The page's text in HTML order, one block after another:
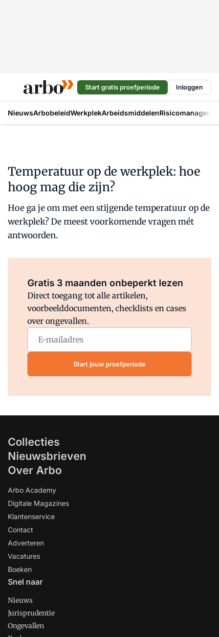
Start gratis proefperiode Inloggen
NieuwsArbobeleidWerkplekArbeidsmiddelen
Temperatuur op de werkplek: hoe
hoog mag die zijn?
Hoe ga je om met een stijgende temperatuur op de
werkplek? De meest voorkomende vragen mét
antwoorden.
Gratis 3 maanden onbeperkt lezen
Direct toegang tot alle artikelen,
voorbeelddocumenten, checklists en cases
over ongevallen.
Start jouw proefperiode
Collecties
Nieuwsbrieven
Over Arbo
Arbo Academy
Digitale Magazines
Klantenservice
Contact
Adverteren
Vacatures
Boeken
Snel naar
Nieuws
Jurisprudentie
Ongevallen